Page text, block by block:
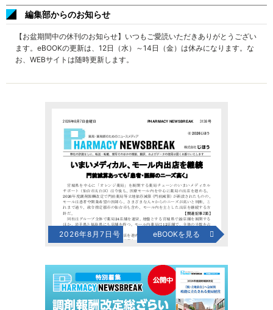
編集部からのお知らせ
【お盆期間中の休刊のお知らせ】いつもご愛読いただきありがとうござい
ます。eBOOKの更新は、12日（水）～14日（金）は休みになります。な
お、WEBサイトは随時更新します。
2026年8月7日号 eBOOKを見る